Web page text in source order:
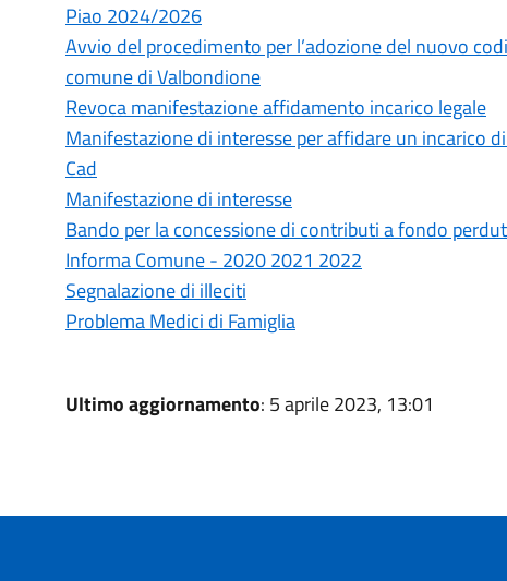
Piao 2024/2026
Avvio del procedimento per l’adozione del nuovo
comune di Valbondione
Revoca manifestazione affidamento incarico legale
Manifestazione di interesse per affidare un incarico
Cad
Manifestazione di interesse
Bando per la concessione di contributi a fondo
Informa Comune - 2020 2021 2022
Segnalazione di illeciti
Problema Medici di Famiglia
Ultimo aggiornamento: 5 aprile 2023, 13:01